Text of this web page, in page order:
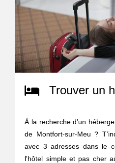
Trouver un
À la recherche d’un
de Montfort-sur-Meu ?
avec 3 adresses dans le
l'hôtel simple et pas cher